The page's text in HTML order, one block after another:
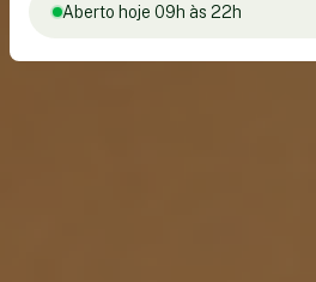
Aberto hoje 09h às 22h